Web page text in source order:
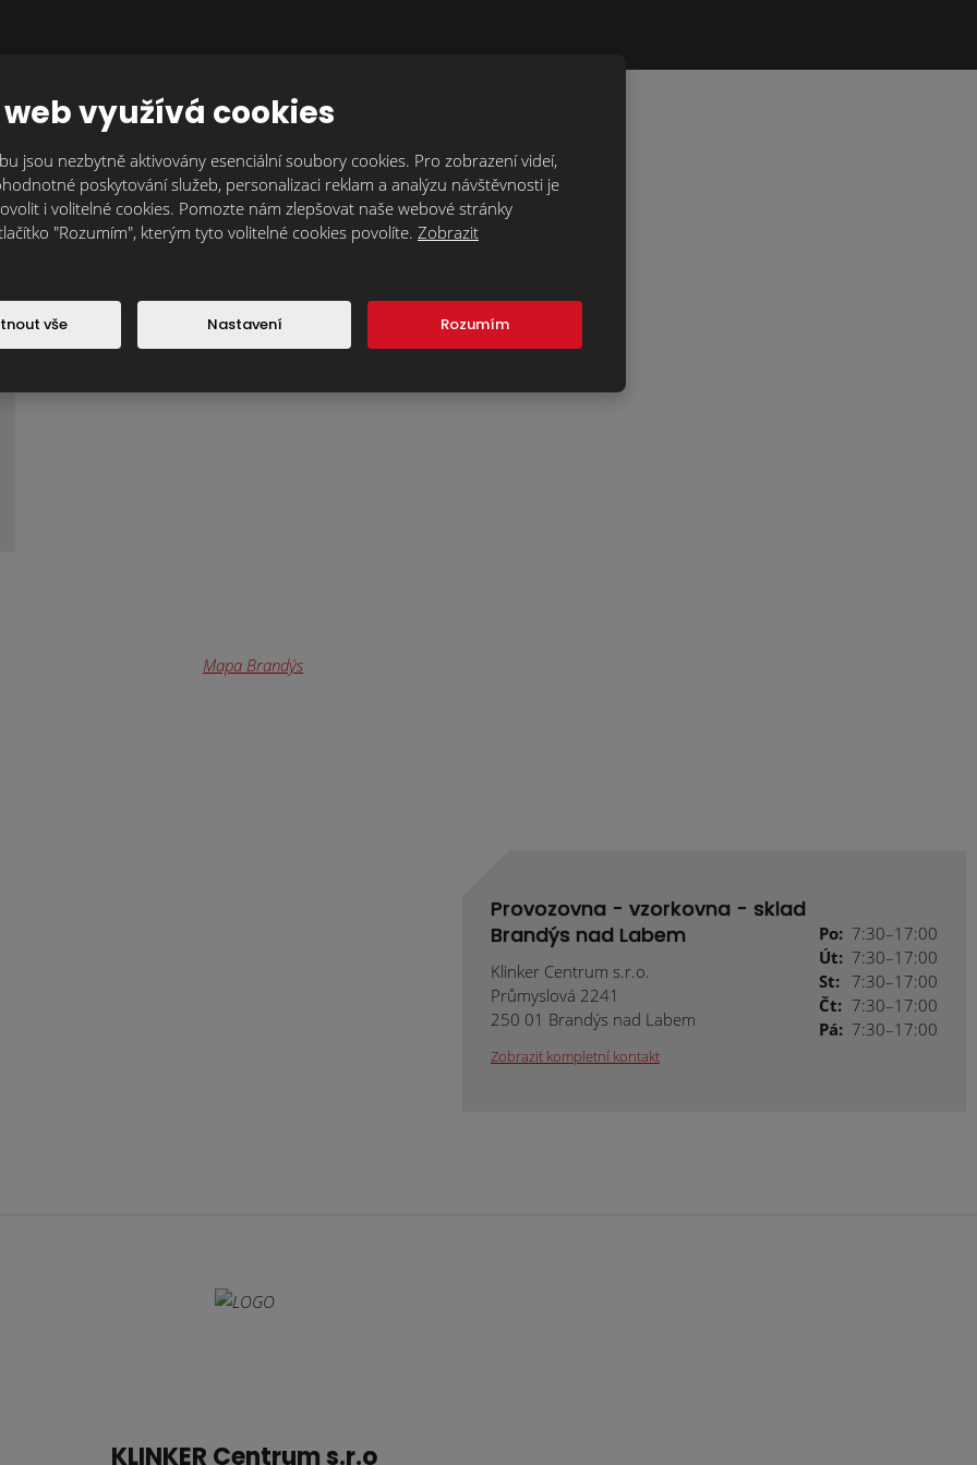
Provozovna - vzorkovna - sklad
Brandýs nad Labem
Klinker Centrum s.r.o.
Průmyslová 2241
250 01 Brandýs nad Labem
Zobrazit kompletní kontakt
Po: 7:30–17:00
Út: 7:30–17:00
St: 7:30–17:00
Čt: 7:30–17:00
Pá: 7:30–17:00
KLINKER Centrum s.r.o
využívá cookies
jsou nezbytně aktivovány esenciální soubory cookies. Pro zobrazení videí,
poskytování služeb, personalizaci reklam a analýzu návštěvnosti je
i volitelné cookies. Pomozte nám zlepšovat naše webové stránky
"Rozumím", kterým tyto volitelné cookies povolíte. Zobrazit
vše Nastavení Rozumím